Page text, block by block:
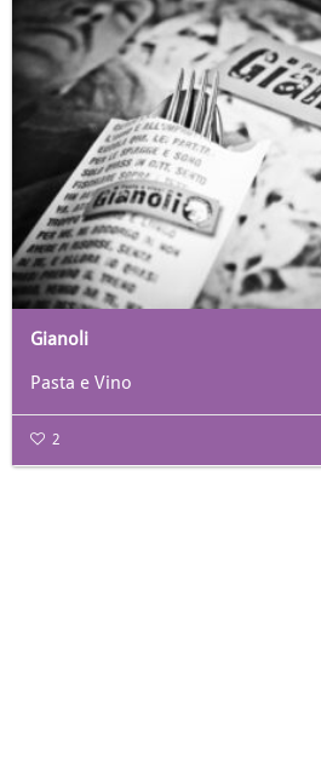
Gianoli
Pasta e Vino
2